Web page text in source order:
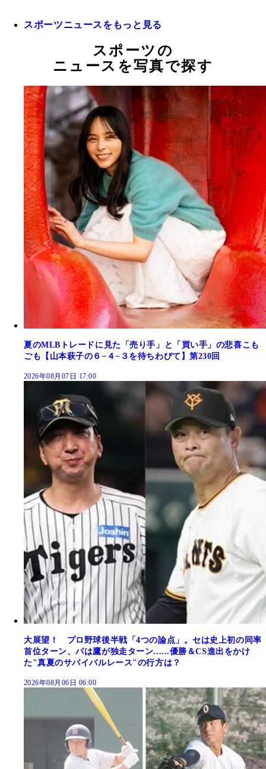
スポーツニュースをもっと見る
スポーツの
ニュースを写真で探す
夏のMLBトレードに見た「売り手」と「買い手」の悲喜こも
ごも【山本萩子の６−４−３を待ちわびて】第230回
2026年08月07日 17:00
大展望！ プロ野球後半戦「4つの論点」。セは史上初の同率
首位ターン、パは鷹が独走ターン......優勝＆CS進出をかけ
た"真夏のサバイバルレース"の行方は？
2026年08月06日 06:00